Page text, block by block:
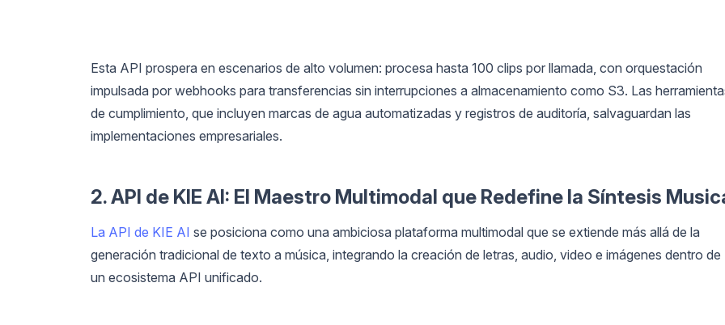
Esta API prospera en escenarios de alto volumen: procesa hasta 100 clips por llamada, con orquestación
impulsada por webhooks para transferencias sin interrupciones a almacenamiento como S3. Las
de cumplimiento, que incluyen marcas de agua automatizadas y registros de auditoría, salvaguardan las
implementaciones empresariales.
2. API de KIE AI: El Maestro Multimodal que Redefine la Síntesis
La API de KIE AI se posiciona como una ambiciosa plataforma multimodal que se extiende más allá de la
generación tradicional de texto a música, integrando la creación de letras, audio, video e imágenes dentro de
un ecosistema API unificado.